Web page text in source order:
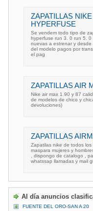
ZAPATILLAS
HYPERFUSE
Se vendem todo tipo de
hyperfuse run 3. 0 run 5.
nuevas a estrenar y
del modelo pagos por
el pag
ZAPATILLAS AIR
Nike air max 1 90 y 87
de modelos de chico y
devoluciones)
ZAPATILLAS
Zapatilas nike de todos
maspara mujeres y
, dispongo de catalogo ,
whatssap llamadas y mail
Al día anuncios
FUENTE DEL ORO-SAN A 20